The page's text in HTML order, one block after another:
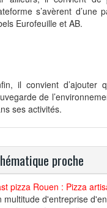
s’avèrent d’une
Eurofeuille et AB.
il convient
de
ses activités.
proche
pizza Rouen : Pizza
multitude d'entreprise